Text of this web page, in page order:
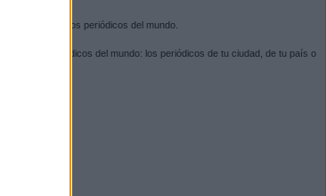
de entrada a los periódicos del mundo.
de los periódicos del mundo: los periódicos de tu ciudad, de tu país o